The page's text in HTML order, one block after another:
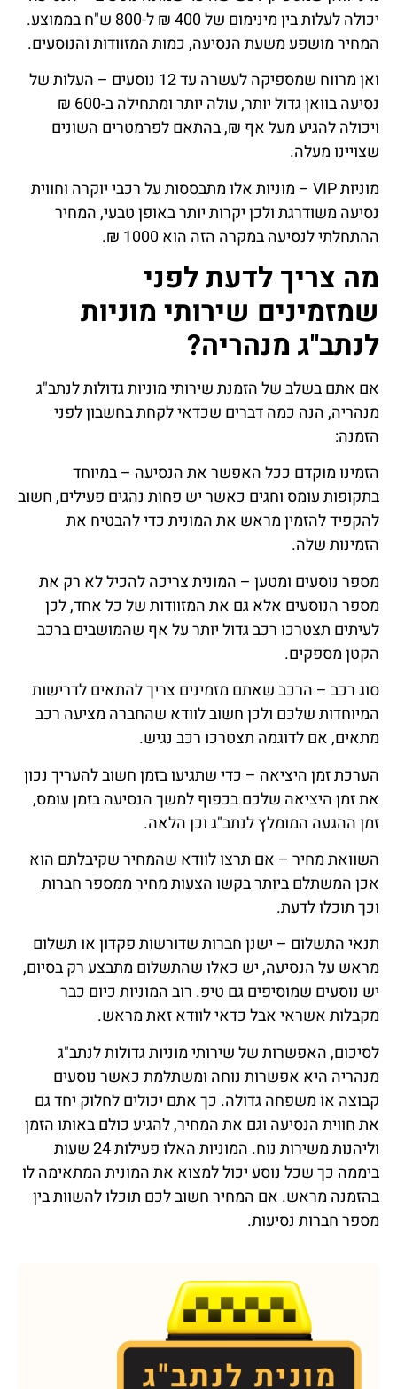
יכולה לעלות בין מינימום של 400 ₪ ל-800 ש"ח בממוצע.
המחיר מושפע משעת הנסיעה, כמות המזוודות והנוסעים.
ואן מרווח שמספיקה לעשרה עד 12 נוסעים – העלות של
נסיעה בוואן גדול יותר, עולה יותר ומתחילה ב-600 ₪
ויכולה להגיע מעל אף ₪, בהתאם לפרמטרים השונים
שצויינו מעלה.
מוניות VIP – מוניות אלו מתבססות על רכבי יוקרה וחווית
נסיעה משודרגת ולכן יקרות יותר באופן טבעי, המחיר
ההתחלתי לנסיעה במקרה הזה הוא 1000 ₪.
מה צריך לדעת לפני
שמזמינים שירותי מוניות
לנתב"ג מנהריה?
אם אתם בשלב של הזמנת שירותי מוניות גדולות לנתב"ג
מנהריה, הנה כמה דברים שכדאי לקחת בחשבון לפני
הזמנה:
הזמינו מוקדם ככל האפשר את הנסיעה – במיוחד
בתקופות עומס וחגים כאשר יש פחות נהגים פעילים, חשוב
להקפיד להזמין מראש את המונית כדי להבטיח את
הזמינות שלה.
מספר נוסעים ומטען – המונית צריכה להכיל לא רק את
מספר הנוסעים אלא גם את המזוודות של כל אחד, לכן
לעיתים תצטרכו רכב גדול יותר על אף שהמושבים ברכב
הקטן מספקים.
סוג רכב – הרכב שאתם מזמינים צריך להתאים לדרישות
המיוחדות שלכם ולכן חשוב לוודא שהחברה מציעה רכב
מתאים, אם לדוגמה תצטרכו רכב נגיש.
הערכת זמן היציאה – כדי שתגיעו בזמן חשוב להעריך נכון
את זמן היציאה שלכם בכפוף למשך הנסיעה בזמן עומס,
זמן ההגעה המומלץ לנתב"ג וכן הלאה.
השוואת מחיר – אם תרצו לוודא שהמחיר שקיבלתם הוא
אכן המשתלם ביותר בקשו הצעות מחיר ממספר חברות
וכך תוכלו לדעת.
תנאי התשלום – ישנן חברות שדורשות פקדון או תשלום
מראש על הנסיעה, יש כאלו שהתשלום מתבצע רק בסיום,
יש נוסעים שמוסיפים גם טיפ. רוב המוניות כיום כבר
מקבלות אשראי אבל כדאי לוודא זאת מראש.
לסיכום, האפשרות של שירותי מוניות גדולות לנתב"ג
מנהריה היא אפשרות נוחה ומשתלמת כאשר נוסעים
קבוצה או משפחה גדולה. כך אתם יכולים לחלוק יחד גם
את חווית הנסיעה וגם את המחיר, להגיע כולם באותו הזמן
וליהנות משירות נוח. המוניות האלו פעילות 24 שעות
ביממה כך שכל נוסע יכול למצוא את המונית המתאימה לו
בהזמנה מראש. אם המחיר חשוב לכם תוכלו להשוות בין
מספר חברות נסיעות.